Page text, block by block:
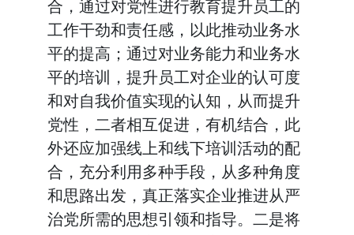
合，通过对党性进行教育提升员工的
工作干劲和责任感，以此推动业务水
平的提高；通过对业务能力和业务水
平的培训，提升员工对企业的认可度
和对自我价值实现的认知，从而提升
党性，二者相互促进，有机结合，此
外还应加强线上和线下培训活动的配
合，充分利用多种手段，从多种角度
和思路出发，真正落实企业推进从严
治党所需的思想引领和指导。二是将